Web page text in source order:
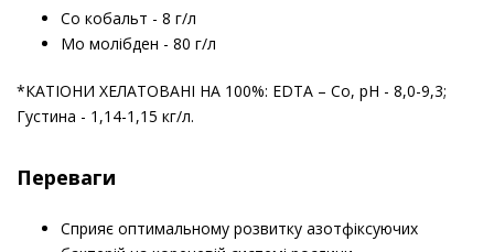
Co кобальт - 8 г/л
Mo молібден - 80 г/л
*КАТІОНИ ХЕЛАТОВАНІ НА 100%: EDTA – Co, рН - 8,0-9,3;
Густина - 1,14-1,15 кг/л.
Переваги
Сприяє оптимальному розвитку азотфіксуючих